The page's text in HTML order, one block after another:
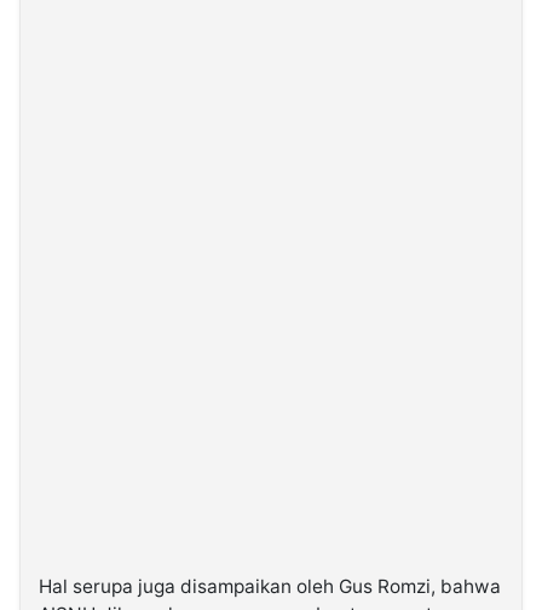
Hal serupa juga disampaikan oleh Gus Romzi, bahwa